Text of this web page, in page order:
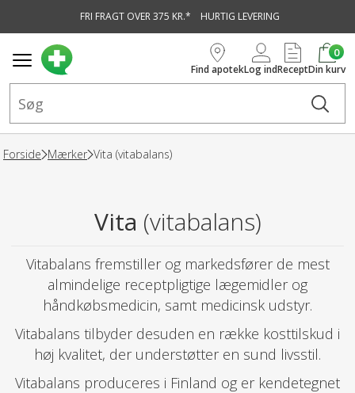
FRI FRAGT OVER 375 KR.* HURTIG LEVERING
Find apotekLog indRecept
0
Din kurv
Forside Mærker Vita (vitabalans)
Vita (vitabalans)
Vitabalans fremstiller og markedsfører de mest
almindelige receptpligtige lægemidler og
håndkøbsmedicin, samt medicinsk udstyr.
Vitabalans tilbyder desuden en række kosttilskud i
høj kvalitet, der understøtter en sund livsstil.
Vitabalans produceres i Finland og er kendetegnet